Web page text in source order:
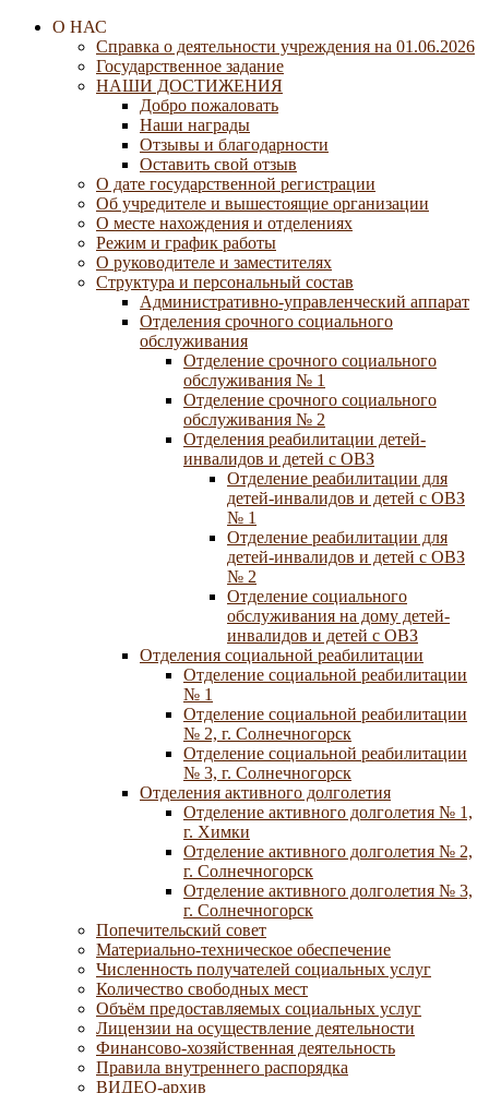
О НАС
Справка о деятельности учреждения на 01.06.2026
Государственное задание
НАШИ ДОСТИЖЕНИЯ
Добро пожаловать
Наши награды
Отзывы и благодарности
Оставить свой отзыв
О дате государственной регистрации
Об учредителе и вышестоящие организации
О месте нахождения и отделениях
Режим и график работы
О руководителе и заместителях
Структура и персональный состав
Административно-управленческий аппарат
Отделения срочного социального
обслуживания
Отделение срочного социального
обслуживания № 1
Отделение срочного социального
обслуживания № 2
Отделения реабилитации детей-
инвалидов и детей с ОВЗ
Отделение реабилитации для
детей-инвалидов и детей с ОВЗ
№ 1
Отделение реабилитации для
детей-инвалидов и детей с ОВЗ
№ 2
Отделение социального
обслуживания на дому детей-
инвалидов и детей с ОВЗ
Отделения социальной реабилитации
Отделение социальной реабилитации
№ 1
Отделение социальной реабилитации
№ 2, г. Солнечногорск
Отделение социальной реабилитации
№ 3, г. Солнечногорск
Отделения активного долголетия
Отделение активного долголетия № 1,
г. Химки
Отделение активного долголетия № 2,
г. Солнечногорск
Отделение активного долголетия № 3,
г. Солнечногорск
Попечительский совет
Материально-техническое обеспечение
Численность получателей социальных услуг
Количество свободных мест
Объём предоставляемых социальных услуг
Лицензии на осуществление деятельности
Финансово-хозяйственная деятельность
Правила внутреннего распорядка
ВИДЕО-архив